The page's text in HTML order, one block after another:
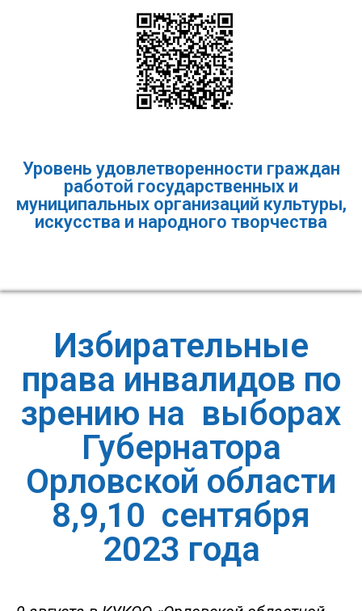
Уровень удовлетворенности граждан
работой государственных и
муниципальных организаций культуры,
искусства и народного творчества
Избирательные
права инвалидов по
зрению на выборах
Губернатора
Орловской области
8,9,10 сентября
2023 года